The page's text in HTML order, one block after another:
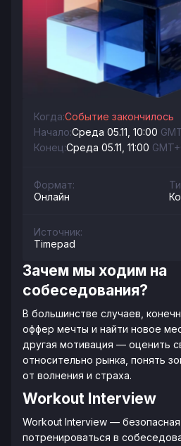
Когда:Событие закончилось
Начало:Среда 05.11, 10:00
Конец:Среда 05.11, 11:00
Формат:
Онлайн
Источник:
Timepad
Зачем мы ходим на
собеседования?
В большинстве случаев,
оффер мечты и найти новое
другая мотивация — оценить
относительно рынка, понять
от волнения и страха.
Workout Interview
Workout Interview —
потренироваться в